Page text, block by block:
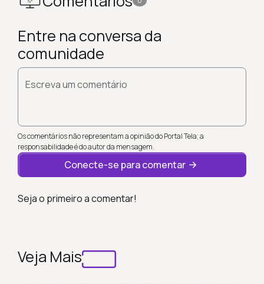
Entre na conversa da
comunidade
Escreva um comentário
Os comentários não representam a opinião do Portal Tela; a
responsabilidade é do autor da mensagem.
Conecte-se para comentar
Seja o primeiro a comentar!
Veja Mais